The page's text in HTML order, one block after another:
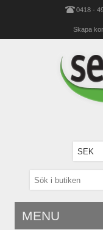
0418 -
Skapa
MENU